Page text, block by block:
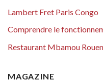
Lambert Fret Paris Congo
Comprendre le
Restaurant Mbamou Rouen
MAGAZINE